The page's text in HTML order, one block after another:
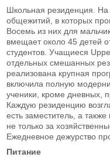
Школьная резиденция.
общежитий, в которых
Восемь из них для
вмещает около 45 детей
студентов. Учащиеся
отдельных смешанных
реализована крупная
включила полную
ученики, кроме дневных,
Каждую резиденцию
есть заместитель, а
не только за
Ежедневное дежурство
Питание